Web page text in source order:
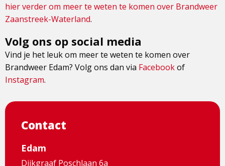
hier verder om meer te weten te komen over Brandweer
Zaanstreek-Waterland.
Volg ons op social media
Vind je het leuk om meer te weten te komen over
Brandweer Edam? Volg ons dan via Facebookof
Instagram.
Contact
Edam
Dijkgraaf Poschlaan 6a